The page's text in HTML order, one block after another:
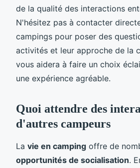
de la qualité des interactions
N'hésitez pas à contacter
campings pour poser des
activités et leur approche de la
vous aidera à faire un choix
une expérience agréable.
Quoi attendre des
d'autres campeurs
La vie en camping offre de
opportunités de socialisation.